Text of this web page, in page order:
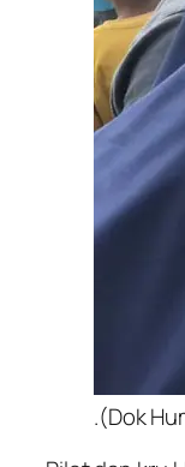
.(Dok